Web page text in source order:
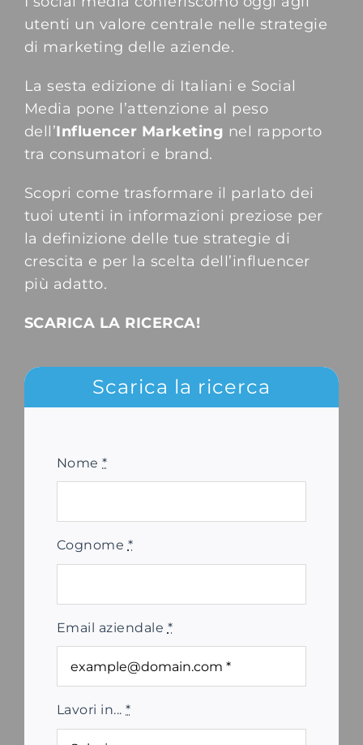
Suite Login
utenti un valore centrale nelle strategie
di marketing delle aziende.
La sesta edizione di Italiani e Social
Media pone l’attenzione al peso
dell’Influencer Marketing nel rapporto
tra consumatori e brand.
Scopri come trasformare il parlato dei
tuoi utenti in informazioni preziose per
la definizione delle tue strategie di
crescita e per la scelta dell’influencer
più adatto.
SCARICA LA RICERCA!
Scarica la ricerca
Nome*
Cognome *
Email aziendale *
Lavori in...*